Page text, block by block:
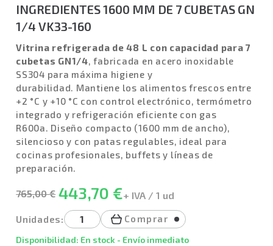
INGREDIENTES 1600 MM DE 7 CUBETAS GN
1/4 VK33-160
Vitrina refrigerada de 48 L con capacidad para 7
cubetas GN1/4, fabricada en acero inoxidable
SS304 para máxima higiene y
durabilidad. Mantiene los alimentos frescos entre
+2 °C y +10 °C con control electrónico, termómetro
integrado y refrigeración eficiente con gas
R600a. Diseño compacto (1600 mm de ancho),
silencioso y con patas regulables, ideal para
cocinas profesionales, buffets y líneas de
preparación.
765,00 € 443,70 €+ IVA / 1 ud
Unidades: Comprar
Disponibilidad: En stock - Envío inmediato